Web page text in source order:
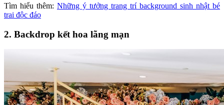
Tìm hiểu thêm: Những ý tưởng trang trí background sinh nhật bé
trai độc đáo
2. Backdrop kết hoa lãng mạn